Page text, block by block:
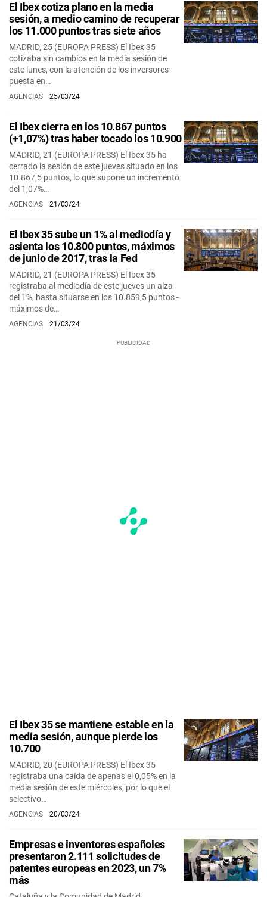
El Ibex cotiza plano en la media
sesión, a medio camino de recuperar
los 11.000 puntos tras siete años
MADRID, 25 (EUROPA PRESS) El Ibex 35
cotizaba sin cambios en la media sesión de
este lunes, con la atención de los inversores
puesta en…
AGENCIAS 25/03/24
El Ibex cierra en los 10.867 puntos
(+1,07%) tras haber tocado los 10.900
MADRID, 21 (EUROPA PRESS) El Ibex 35 ha
cerrado la sesión de este jueves situado en los
10.867,5 puntos, lo que supone un incremento
del 1,07%…
AGENCIAS 21/03/24
El Ibex 35 sube un 1% al mediodía y
asienta los 10.800 puntos, máximos
de junio de 2017, tras la Fed
MADRID, 21 (EUROPA PRESS) El Ibex 35
registraba al mediodía de este jueves un alza
del 1%, hasta situarse en los 10.859,5 puntos -
máximos de…
AGENCIAS 21/03/24
El Ibex 35 se mantiene estable en la
media sesión, aunque pierde los
10.700
MADRID, 20 (EUROPA PRESS) El Ibex 35
registraba una caída de apenas el 0,05% en la
media sesión de este miércoles, por lo que el
selectivo…
AGENCIAS 20/03/24
Empresas e inventores españoles
presentaron 2.111 solicitudes de
patentes europeas en 2023, un 7%
más